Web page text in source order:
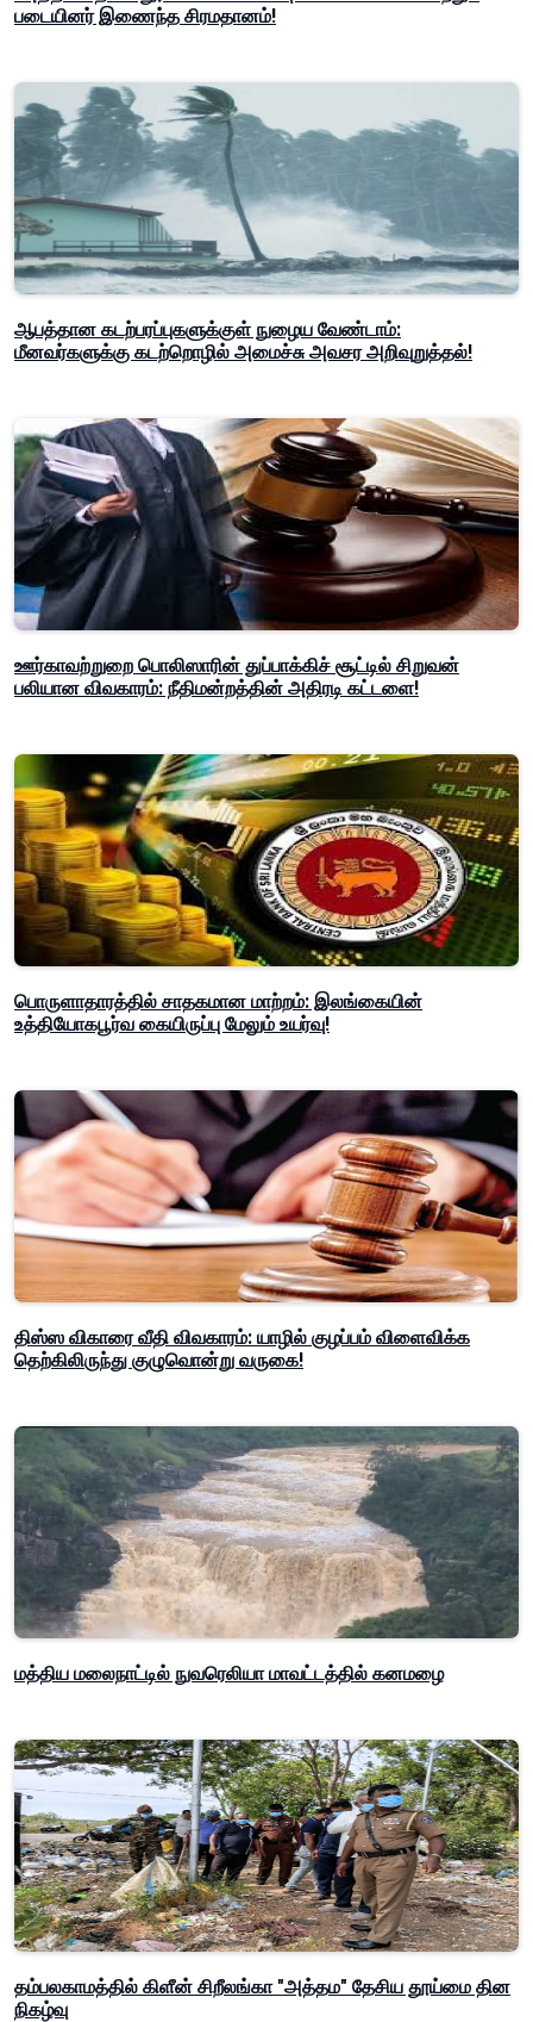
படையினர் இணைந்த சிரமதானம்!
ஆபத்தான கடற்பரப்புகளுக்குள் நுழைய வேண்டாம்:
மீனவர்களுக்கு கடற்றொழில் அமைச்சு அவசர அறிவுறுத்தல்!
ஊர்காவற்றுறை பொலிஸாரின் துப்பாக்கிச் சூட்டில் சிறுவன்
பலியான விவகாரம்: நீதிமன்றத்தின் அதிரடி கட்டளை!
பொருளாதாரத்தில் சாதகமான மாற்றம்: இலங்கையின்
உத்தியோகபூர்வ கையிருப்பு மேலும் உயர்வு!
திஸ்ஸ விகாரை வீதி விவகாரம்: யாழில் குழப்பம் விளைவிக்க
தெற்கிலிருந்து குழுவொன்று வருகை!
மத்திய மலைநாட்டில் நுவரெலியா மாவட்டத்தில் கனமழை
தம்பலகாமத்தில் கிளீன் சிறீலங்கா "அத்தம" தேசிய தூய்மை தின
நிகழ்வு